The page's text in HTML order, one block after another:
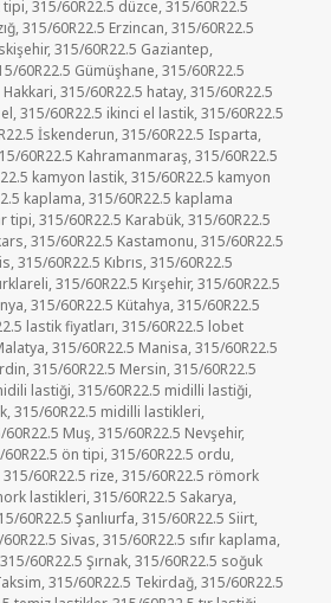
tipi,315/60R22.5 düzce,315/60R22.5
,315/60R22.5 Erzincan,315/60R22.5
,315/60R22.5 Gaziantep,
60R22.5 Gümüşhane,315/60R22.5
,315/60R22.5 hatay,315/60R22.5
,315/60R22.5 ikinci el lastik,315/60R22.5
İskenderun,315/60R22.5 Isparta,
60R22.5 Kahramanmaraş,315/60R22.5
kamyon lastik,315/60R22.5 kamyon
kaplama,315/60R22.5 kaplama
tipi,315/60R22.5 Karabük,315/60R22.5
,315/60R22.5 Kastamonu,315/60R22.5
,315/60R22.5 Kıbrıs,315/60R22.5
,315/60R22.5 Kırşehir,315/60R22.5
,315/60R22.5 Kütahya,315/60R22.5
lastik fiyatları,315/60R22.5 lobet
,315/60R22.5 Manisa,315/60R22.5
,315/60R22.5 Mersin,315/60R22.5
lastiği,315/60R22.5 midilli lastiği,
,315/60R22.5 midilli lastikleri,
60R22.5 Muş,315/60R22.5 Nevşehir,
60R22.5 ön tipi,315/60R22.5 ordu,
315/60R22.5 rize,315/60R22.5 römork
lastikleri,315/60R22.5 Sakarya,
60R22.5 Şanlıurfa,315/60R22.5 Siirt,
Sivas,315/60R22.5 sıfır kaplama,
315/60R22.5 Şırnak,315/60R22.5 soğuk
,315/60R22.5 Tekirdağ,315/60R22.5